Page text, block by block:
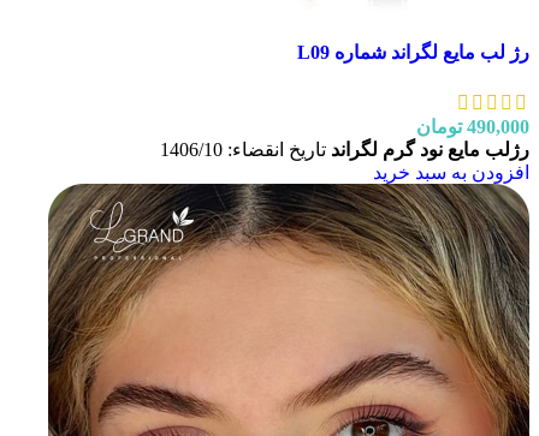
رژ لب مایع لگراند شماره L09
490,000 تومان
رژلب مایع نود گرم لگراند تاریخ انقضاء: 1406/10
افزودن به سبد خرید